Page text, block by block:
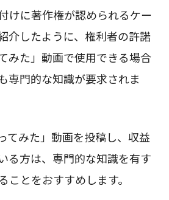
けに著作権が認められるケー
介したように、権利者の許諾
みた」動画で使用できる場合
専門的な知識が要求されま
てみた」動画を投稿し、収益
る方は、専門的な知識を有す
ことをおすすめします。